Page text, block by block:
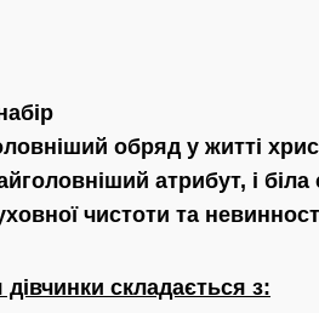
обряд у житті
атрибут, і
чистоти та
складається з: